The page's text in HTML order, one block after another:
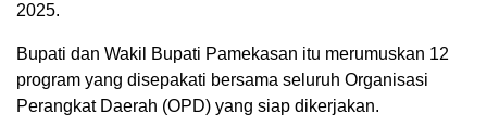
2025.
Bupati dan Wakil Bupati Pamekasan itu merumuskan 12
program yang disepakati bersama seluruh Organisasi
Perangkat Daerah (OPD) yang siap dikerjakan.